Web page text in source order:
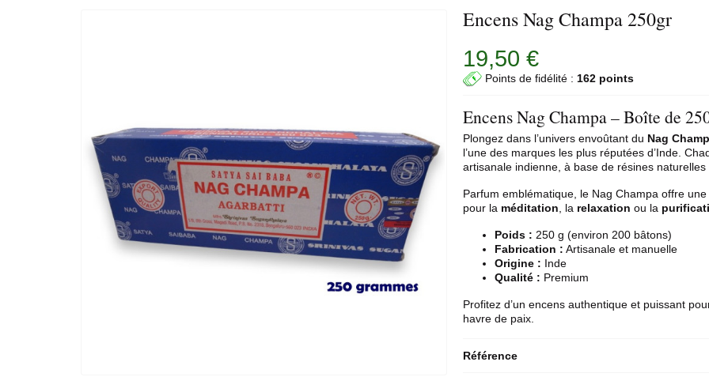
Encens Nag Champa 250gr
19,50 €
Points de fidélité : 162 points
Encens Nag Champa – Boîte de
Plongez dans l’univers envoûtant du Nag
l’une des marques les plus réputées d’Inde.
artisanale indienne, à base de résines naturelles
Parfum emblématique, le Nag Champa offre
pour la méditation , la relaxation ou la
Poids : 250 g (environ 200 bâtons)
Fabrication : Artisanale et manuelle
Origine : Inde
Qualité : Premium
Profitez d’un encens authentique et puissant
havre de paix.
Référence